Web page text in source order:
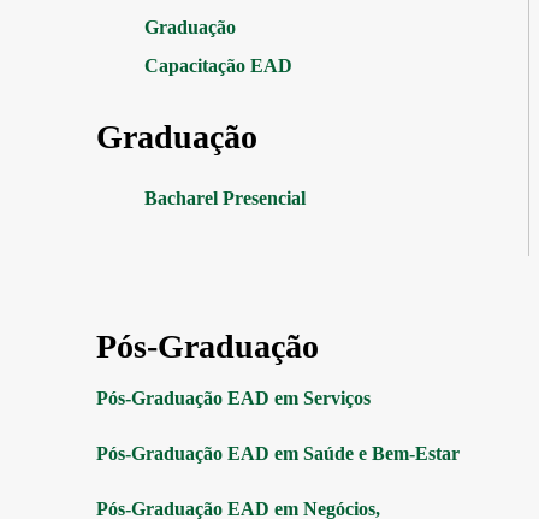
Graduação
Capacitação EAD
Graduação
Bacharel Presencial
Pós-Graduação
Pós-Graduação EAD em Serviços
Pós-Graduação EAD em Saúde e Bem-Estar
Pós-Graduação EAD em Negócios,